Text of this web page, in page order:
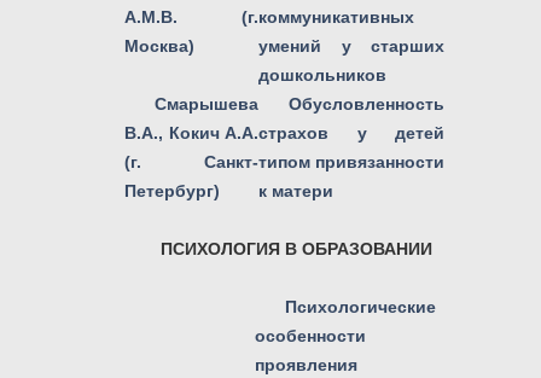
А.М.В. (г.
Москва)
коммуникативных
умений у старших
дошкольников
Смарышева
В.А., Кокич А.А.
(г. Санкт-
Петербург)
Обусловленность
страхов у детей
типом привязанности
к матери
ПСИХОЛОГИЯ В ОБРАЗОВАНИИ
Психологические
особенности
проявления